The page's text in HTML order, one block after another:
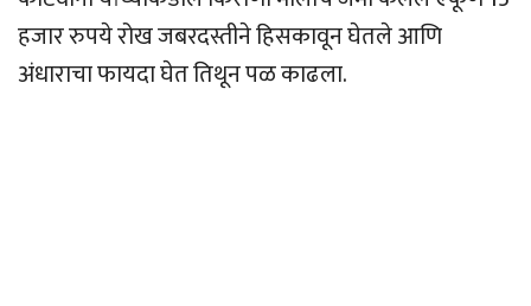
हजार रुपये रोख जबरदस्तीने हिसकावून घेतले आणि
अंधाराचा फायदा घेत तिथून पळ काढला.